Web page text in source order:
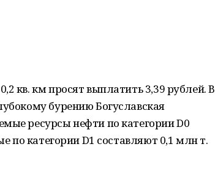
кв. км просят выплатить 3,39 рублей. В
бурению Богуславская
ресурсы нефти по категории D0
по категории D1 составляют 0,1 млн т.